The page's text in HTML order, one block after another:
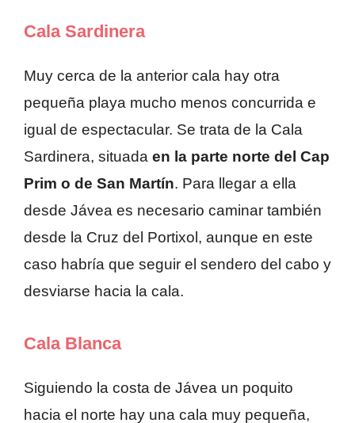
Cala Sardinera
Muy cerca de la anterior cala hay otra
pequeña playa mucho menos concurrida e
igual de espectacular. Se trata de la Cala
Sardinera, situada en la parte norte del Cap
Prim o de San Martín. Para llegar a ella
desde Jávea es necesario caminar también
desde la Cruz del Portixol, aunque en este
caso habría que seguir el sendero del cabo y
desviarse hacia la cala.
Cala Blanca
Siguiendo la costa de Jávea un poquito
hacia el norte hay una cala muy pequeña,